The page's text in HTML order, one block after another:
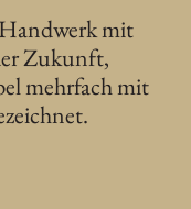
mit
Zukunft,
mehrfach mit